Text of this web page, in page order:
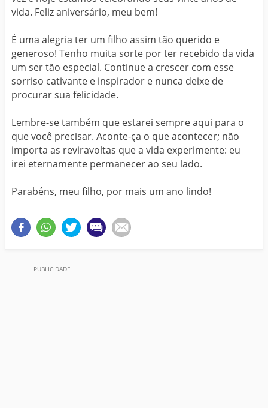
vida. Feliz aniversário, meu bem!
É uma alegria ter um filho assim tão querido e
generoso! Tenho muita sorte por ter recebido da vida
um ser tão especial. Continue a crescer com esse
sorriso cativante e inspirador e nunca deixe de
procurar sua felicidade.
Lembre-se também que estarei sempre aqui para o
que você precisar. Aconte-ça o que acontecer; não
importa as reviravoltas que a vida experimente: eu
irei eternamente permanecer ao seu lado.
Parabéns, meu filho, por mais um ano lindo!